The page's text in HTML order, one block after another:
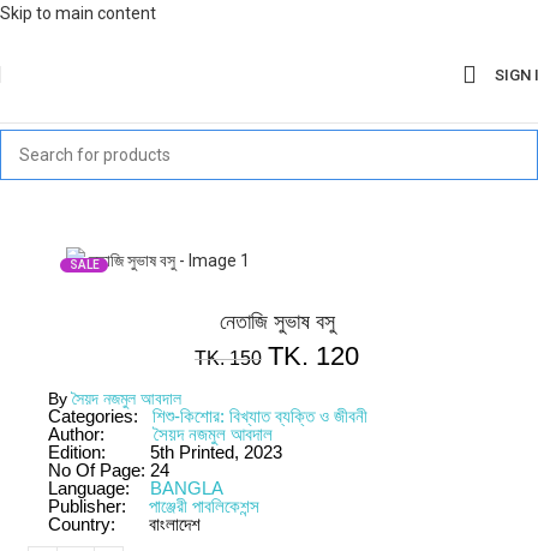
Skip to main content
SIGN
SALE
নেতাজি সুভাষ বসু
TK.150 TK. 120
Byসৈয়দ নজমুল আবদাল
Categories:
শিশু-কিশোর: বিখ্যাত ব্যক্তি ও জীবনী
Author:
সৈয়দ নজমুল আবদাল
Edition:
5th Printed, 2023
No Of Page: 24
Language:
BANGLA
Publisher:
পাঞ্জেরী পাবলিকেশন্স
Country:
বাংলাদেশ